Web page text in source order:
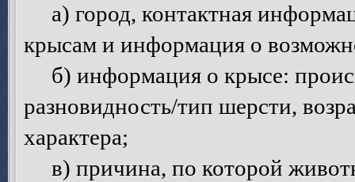
а) город, контактная
крысам и информация о
б) информация о крысе:
разновидность/тип шерсти,
характера;
в) причина, по которой